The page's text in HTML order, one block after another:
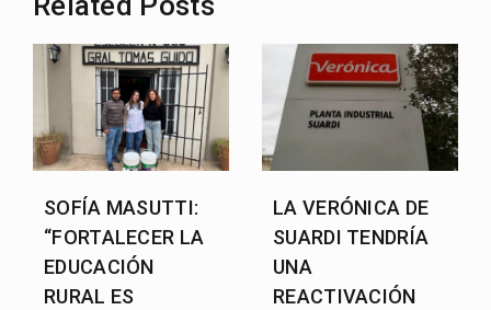
SOFÍA MASUTTI:
“FORTALECER LA
EDUCACIÓN
RURAL ES
LA VERÓNICA DE
SUARDI TENDRÍA
UNA
REACTIVACIÓN